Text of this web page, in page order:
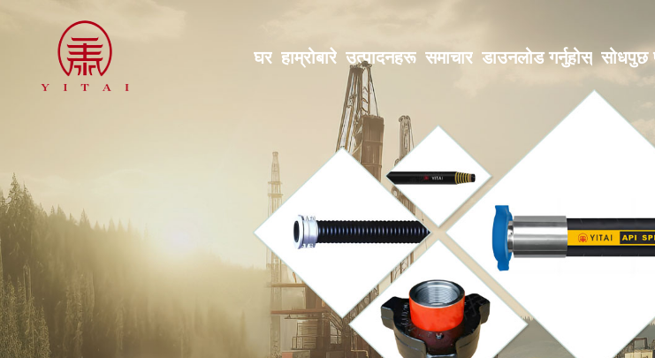
घर हाम्रोबारे उत्पादनहरू समाचार डाउनलोड गर्नुहोस् सोधपुछ